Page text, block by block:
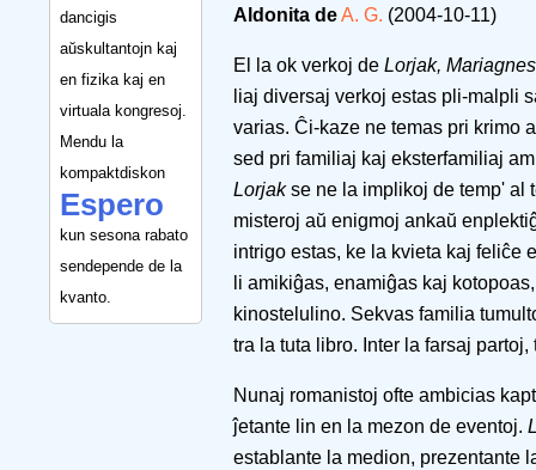
dancigis
aŭskultantojn kaj
en fizika kaj en
virtuala kongresoj.
Mendu la
kompaktdiskon
Espero
kun sesona rabato
sendepende de la
kvanto.
Aldonita deA. G. (2004-10-11)
El la ok verkoj de Lorjak, Mariagnes
liaj diversaj verkoj estas pli-malpli
varias. Ĉi-kaze ne temas pri krimo
sed pri familiaj kaj eksterfamiliaj
Lorjakse ne la implikoj de temp' al
misteroj aŭ enigmoj ankaŭ
intrigo estas, ke la kvieta kaj feliĉe
li amikiĝas, enamiĝas kaj
kinostelulino. Sekvas familia
tra la tuta libro. Inter la farsaj
Nunaj romanistoj ofte ambicias
ĵetante lin en la mezon de eventoj.
establante la medion, prezentante